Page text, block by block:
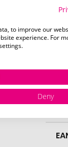
to improve our
experience. For
Deny